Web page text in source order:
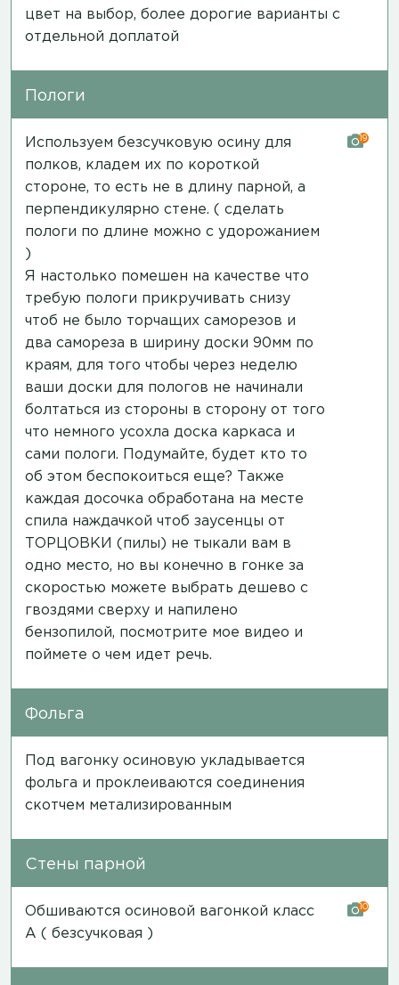
цвет на выбор, более дорогие варианты с
отдельной доплатой
Пологи
Используем безсучковую осину для
полков, кладем их по короткой
стороне, то есть не в длину парной, а
перпендикулярно стене. ( сделать
пологи по длине можно с удорожанием
)
Я настолько помешен на качестве что
требую пологи прикручивать снизу
чтоб не было торчащих саморезов и
два самореза в ширину доски 90мм по
краям, для того чтобы через неделю
ваши доски для пологов не начинали
болтаться из стороны в сторону от того
что немного усохла доска каркаса и
сами пологи. Подумайте, будет кто то
об этом беспокоиться еще? Также
каждая досочка обработана на месте
спила наждачкой чтоб заусенцы от
ТОРЦОВКИ (пилы) не тыкали вам в
одно место, но вы конечно в гонке за
скоростью можете выбрать дешево с
гвоздями сверху и напилено
бензопилой, посмотрите мое видео и
поймете о чем идет речь.
19
Фольга
Под вагонку осиновую укладывается
фольга и проклеиваются соединения
скотчем метализированным
Стены парной
Обшиваются осиновой вагонкой класс
А ( безсучковая )
10